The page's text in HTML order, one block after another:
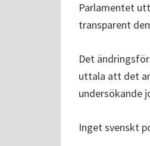
Parlamentet
transparent
Det
uttala att det
undersökande
Inget svenskt